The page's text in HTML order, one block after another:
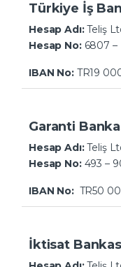
Türkiye İş
Hesap Adı:Teliş
Hesap No: 6807
IBAN No: TR19
Garanti
Hesap Adı:Teliş
Hesap No:493 –
IBAN No:TR50
İktisat